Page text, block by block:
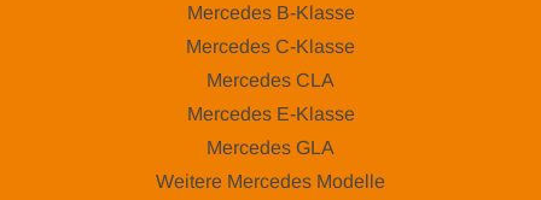
Mercedes B-Klasse
Mercedes C-Klasse
Mercedes CLA
Mercedes E-Klasse
Mercedes GLA
Weitere Mercedes Modelle